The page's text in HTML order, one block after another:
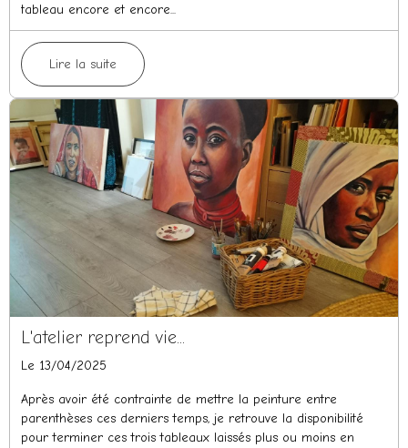
tableau encore et encore...
Lire la suite
L'atelier reprend vie...
Le 13/04/2025
Après avoir été contrainte de mettre la peinture entre
parenthèses ces derniers temps, je retrouve la disponibilité
pour terminer ces trois tableaux laissés plus ou moins en